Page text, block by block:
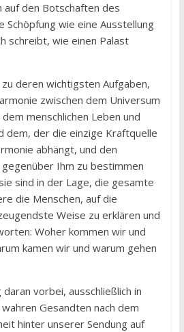
auf den Botschaften des
Schöpfung wie eine Ausstellung
schreibt, wie einen Palast
deren wichtigsten Aufgaben,
zwischen dem Universum
menschlichen Leben und
dem, der die einzige Kraftquelle
abhängt, und den
Ihm zu bestimmen
sind in der Lage, die gesamte
die Menschen, auf die
Weise zu erklären und
Woher kommen wir und
kamen wir und warum gehen
vorbei, ausschließlich in
Gesandten nach dem
hinter unserer Sendung auf